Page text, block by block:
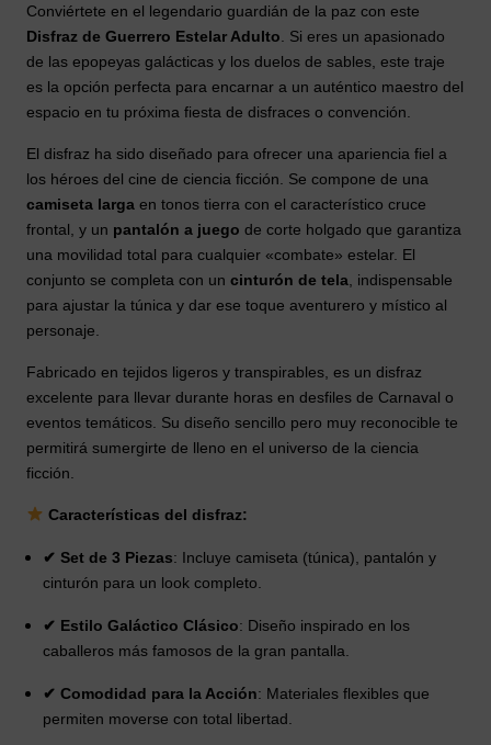
Conviértete en el legendario guardián de la paz con este
Disfraz de Guerrero Estelar Adulto . Si eres un apasionado
de las epopeyas galácticas y los duelos de sables, este traje
es la opción perfecta para encarnar a un auténtico maestro del
espacio en tu próxima fiesta de disfraces o convención.
El disfraz ha sido diseñado para ofrecer una apariencia fiel a
los héroes del cine de ciencia ficción. Se compone de una
camiseta larga en tonos tierra con el característico cruce
frontal, y un pantalón a juego de corte holgado que garantiza
una movilidad total para cualquier «combate» estelar. El
conjunto se completa con un cinturón de tela , indispensable
para ajustar la túnica y dar ese toque aventurero y místico al
personaje.
Fabricado en tejidos ligeros y transpirables, es un disfraz
excelente para llevar durante horas en desfiles de Carnaval o
eventos temáticos. Su diseño sencillo pero muy reconocible te
permitirá sumergirte de lleno en el universo de la ciencia
ficción.
Características del disfraz:
✔ Set de 3 Piezas: Incluye camiseta (túnica), pantalón y
cinturón para un look completo.
✔ Estilo Galáctico Clásico: Diseño inspirado en los
caballeros más famosos de la gran pantalla.
✔ Comodidad para la Acción: Materiales flexibles que
permiten moverse con total libertad.